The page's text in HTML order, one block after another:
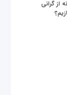
از گرانی